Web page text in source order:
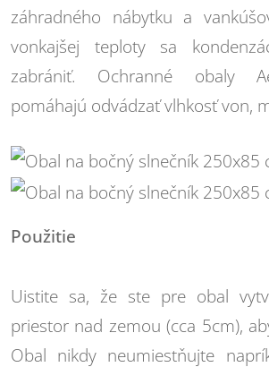
záhradného nábytku a
vonkajšej teploty sa
zabrániť. Ochranné obaly
pomáhajú odvádzať vlhkosť von,
Použitie
Uistite sa, že ste pre obal
priestor nad zemou (cca 5cm),
Obal nikdy neumiestňujte